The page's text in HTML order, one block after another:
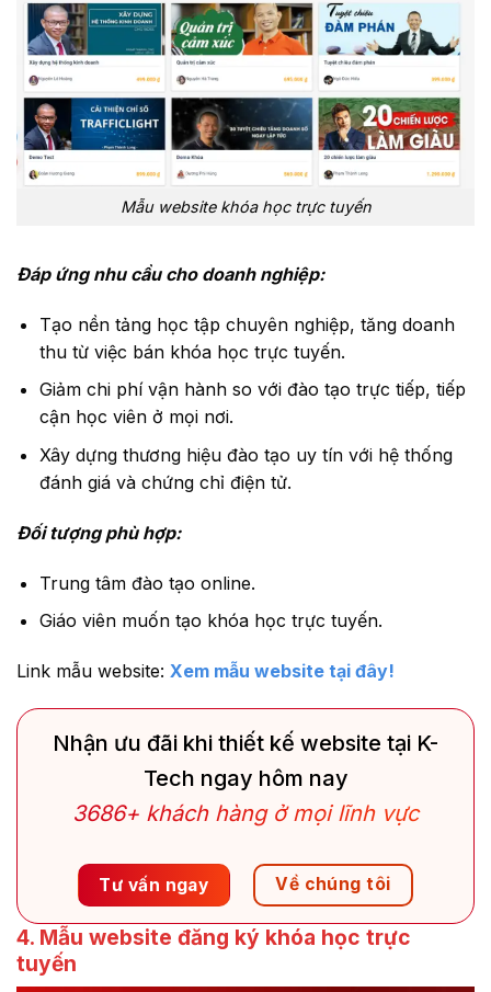
Mẫu website khóa học trực tuyến
Đáp ứng nhu cầu cho doanh nghiệp:
Tạo nền tảng học tập chuyên nghiệp, tăng doanh
thu từ việc bán khóa học trực tuyến.
Giảm chi phí vận hành so với đào tạo trực tiếp, tiếp
cận học viên ở mọi nơi.
Xây dựng thương hiệu đào tạo uy tín với hệ thống
đánh giá và chứng chỉ điện tử.
Đối tượng phù hợp:
Trung tâm đào tạo online.
Giáo viên muốn tạo khóa học trực tuyến.
Link mẫu website: Xem mẫu website tại đây!
Nhận ưu đãi khi thiết kế website tại K-
Tech ngay hôm nay
3686+ khách hàng ở mọi lĩnh vực
Tư vấn ngay Về chúng tôi
4. Mẫu website đăng ký khóa học trực
tuyến